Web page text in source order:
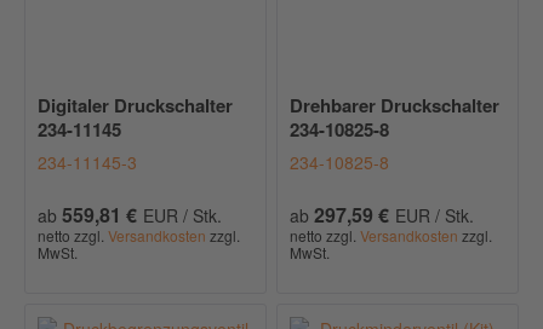
Digitaler Druckschalter
234-11145
234-11145-3
ab 559,81 € EUR / Stk.
netto zzgl.Versandkosten zzgl.
MwSt.
Drehbarer Druckschalter
234-10825-8
234-10825-8
ab 297,59 € EUR / Stk.
netto zzgl.Versandkosten zzgl.
MwSt.